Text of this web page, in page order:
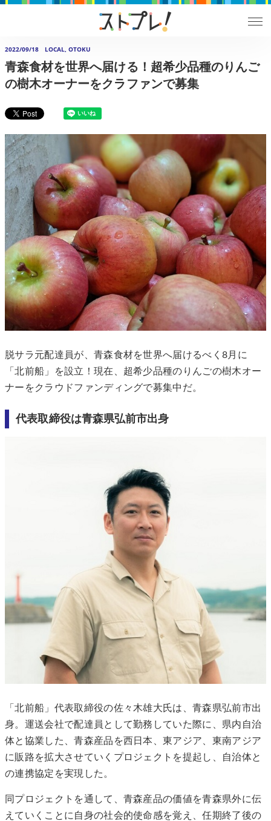
2022/09/18 LOCAL, OTOKU
青森食材を世界へ届ける！超希少品種のりんご
の樹木オーナーをクラファンで募集
脱サラ元配達員が、青森食材を世界へ届けるべく8月に
「北前船」を設立！現在、超希少品種のりんごの樹木オー
ナーをクラウドファンディングで募集中だ。
代表取締役は青森県弘前市出身
「北前船」代表取締役の佐々木雄大氏は、青森県弘前市出
身。運送会社で配達員として勤務していた際に、県内自治
体と協業した、青森産品を西日本、東アジア、東南アジア
に販路を拡大させていくプロジェクトを提起し、自治体と
の連携協定を実現した。
同プロジェクトを通して、青森産品の価値を青森県外に伝
えていくことに自身の社会的使命感を覚え、任期終了後の